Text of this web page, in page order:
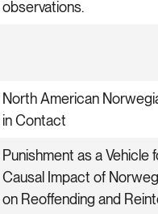
observations.
North American
in Contact
Punishment as a Vehicle
Causal Impact of
on Reoffending and